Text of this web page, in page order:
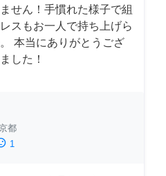
せん！手慣れた様子で組
スもお一人で持ち上げら
本当にありがとうござ
した！
都
1